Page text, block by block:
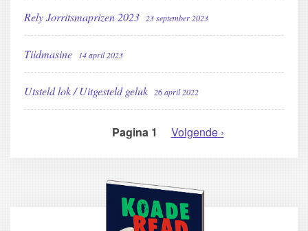
Rely Jorritsmaprizen 2023 23 september 2023
Tiidmasine 14 april 2023
Utsteld lok / Uitgesteld geluk 26 april 2022
Pagina 1
Volgende
Volgende ›